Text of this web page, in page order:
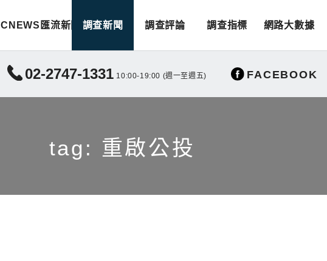
CNEWS匯流新聞 調查新聞 調查評論 調查指標 網路大數據
02-2747-1331 10:00-19:00 (週一至週五) FACEBOOK
tag: 重啟公投